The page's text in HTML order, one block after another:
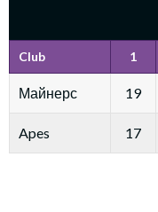
Club 1
Майнерс 19
Apes 17